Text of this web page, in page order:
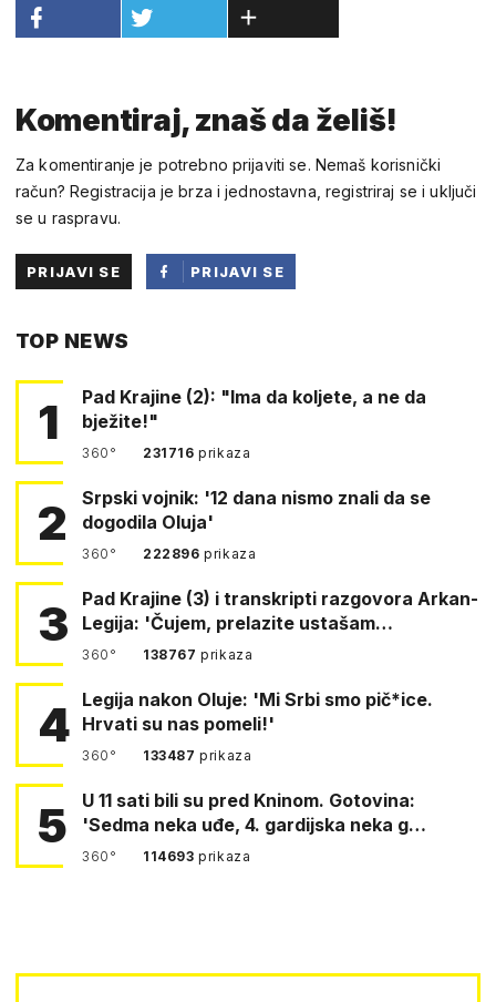
Komentiraj, znaš da želiš!
Za komentiranje je potrebno prijaviti se. Nemaš korisnički
račun? Registracija je brza i jednostavna, registriraj se i uključi
se u raspravu.
PRIJAVI SE
PRIJAVI SE
TOP NEWS
1
Pad Krajine (2): "Ima da koljete, a ne da
bježite!"
360° 231716prikaza
2
Srpski vojnik: '12 dana nismo znali da se
dogodila Oluja'
360° 222896prikaza
3
Pad Krajine (3) i transkripti razgovora Arkan-
Legija: 'Čujem, prelazite ustašam…
360° 138767prikaza
4 Legija nakon Oluje: 'Mi Srbi smo pič*ice.
Hrvati su nas pomeli!'
360° 133487prikaza
5
U 11 sati bili su pred Kninom. Gotovina:
'Sedma neka uđe, 4. gardijska neka g…
360° 114693prikaza